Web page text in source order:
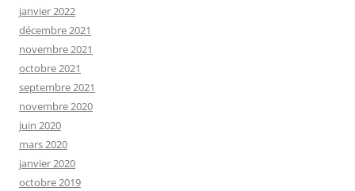
janvier 2022
décembre 2021
novembre 2021
octobre 2021
septembre 2021
novembre 2020
juin 2020
mars 2020
janvier 2020
octobre 2019